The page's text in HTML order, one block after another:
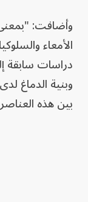
وأضافت:
الأمعاء
دراسات سابقة
وبنية الدماغ
بين هذه